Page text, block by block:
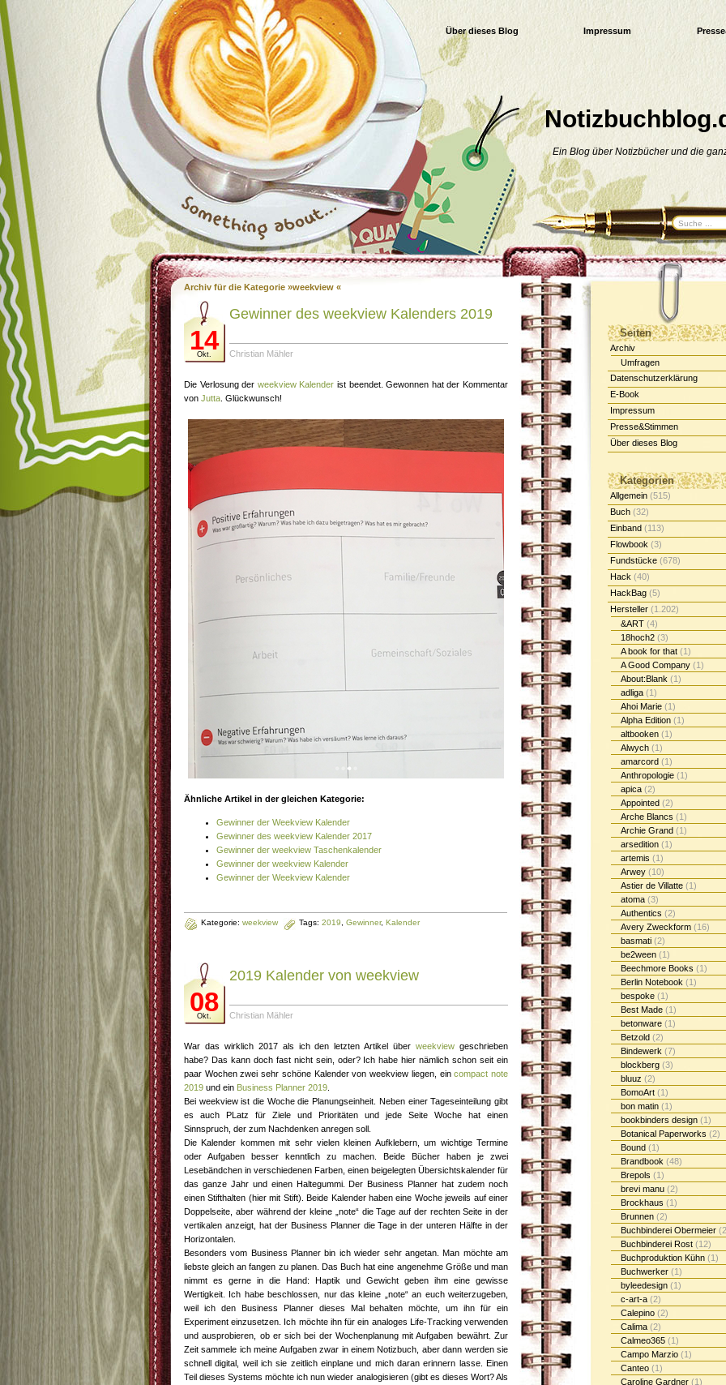
Ein Blog über Notizbücher und die
Über dieses Blog Impressum
Datenschutzerklärung
Archiv für die Kategorie »weekview «
14
Okt.
Gewinner des weekview Kalenders 2019
Christian Mähler
Die Verlosung der weekview Kalender ist beendet. Gewonnen hat der Kommentar
von Jutta . Glückwunsch!
Ähnliche Artikel in der gleichen Kategorie:
Gewinner der Weekview Kalender
Gewinner des weekview Kalender 2017
Gewinner der weekview Taschenkalender
Gewinner der weekview Kalender
Gewinner der Weekview Kalender
Kategorie: weekview Tags: 2019 Gewinner, Kalender
08
Okt.
2019 Kalender von weekview
Christian Mähler
War das wirklich 2017 als ich den letzten Artikel überweekview geschrieben
habe? Das kann doch fast nicht sein, oder? Ich habe hier nämlich schon seit ein
paar Wochen zwei sehr schöne Kalender von weekview liegen, eincompact note
2019 und ein Business Planner 2019
Bei weekview ist die Woche die Planungseinheit. Neben einer Tageseinteilung gibt
es auch PLatz für Ziele und Prioritäten und jede Seite Woche hat einen
Sinnspruch, der zum Nachdenken anregen soll.
Die Kalender kommen mit sehr vielen kleinen Aufklebern, um wichtige Termine
oder Aufgaben besser kenntlich zu machen. Beide Bücher haben je zwei
Lesebändchen in verschiedenen Farben, einen beigelegten Übersichtskalender für
das ganze Jahr und einen Haltegummi. Der Business Planner hat zudem noch
einen Stifthalten (hier mit Stift). Beide Kalender haben eine Woche jeweils auf einer
Doppelseite, aber während der kleine „note“ die Tage auf der rechten Seite in der
vertikalen anzeigt, hat der Business Planner die Tage in der unteren Hälfte in der
Horizontalen.
Besonders vom Business Planner bin ich wieder sehr angetan. Man möchte am
liebste gleich an fangen zu planen. Das Buch hat eine angenehme Größe und man
nimmt es gerne in die Hand: Haptik und Gewicht geben ihm eine gewisse
Wertigkeit. Ich habe beschlossen, nur das kleine „note“ an euch weiterzugeben,
weil ich den Business Planner dieses Mal behalten möchte, um ihn für ein
Experiment einzusetzen. Ich möchte ihn für ein analoges Life-Tracking verwenden
und ausprobieren, ob er sich bei der Wochenplanung mit Aufgaben bewährt. Zur
Zeit sammele ich meine Aufgaben zwar in einem Notizbuch, aber dann werden sie
schnell digital, weil ich sie zeitlich einplane und mich daran erinnern lasse. Einen
Teil dieses Systems möchte ich nun wieder analogisieren (gibt es dieses Wort? Als
Seiten
Archiv
Umfragen
Datenschutzerklärung
E-Book
Impressum
Presse&Stimmen
Über dieses Blog
Kategorien
Allgemein (515)
Buch (32)
Einband (113)
Flowbook (3)
Fundstücke (678)
Hack (40)
HackBag (5)
Hersteller (1.202)
&ART (4)
18hoch2 (3)
A book for that (1)
A Good Company (1)
About:Blank (1)
adliga (1)
Ahoi Marie (1)
Alpha Edition (1)
altbooken (1)
Alwych (1)
amarcord (1)
Anthropologie (1)
apica (2)
Appointed (2)
Arche Blancs (1)
Archie Grand (1)
arsedition (1)
artemis (1)
Arwey (10)
Astier de Villatte (1)
atoma (3)
Authentics (2)
Avery Zweckform (16)
basmati (2)
be2ween (1)
Beechmore Books (1)
Berlin Notebook (1)
bespoke (1)
Best Made (1)
betonware (1)
Betzold (2)
Bindewerk (7)
blockberg (3)
bluuz (2)
BomoArt (1)
bon matin (1)
bookbinders design (1)
Botanical Paperworks (2)
Bound (1)
Brandbook (48)
Brepols (1)
brevi manu (2)
Brockhaus (1)
Brunnen (2)
Buchbinderei Obermeier
Buchbinderei Rost (12)
Buchproduktion Kühn (1)
Buchwerker (1)
byleedesign (1)
c-art-a (2)
Calepino (2)
Calima (2)
Calmeo365 (1)
Campo Marzio (1)
Canteo (1)
Caroline Gardner (1)